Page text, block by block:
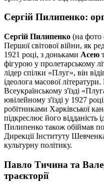
Сергій Пилипенко:
Сергій Пилипенко (на фото
Першої світової війни, як
1921 році, з доньками Асею
фігурою у пролетарському
лідер спілки «Плуг», він
ідеолога масової
Всеукраїнському з'їзді
ювілейному з'їзді у 1927
робітниками Харківської
підкреслює його відданість
Пилипенко також обіймав
Дирекції Інституту
культурну політику.
Павло Тичина та
траєкторії